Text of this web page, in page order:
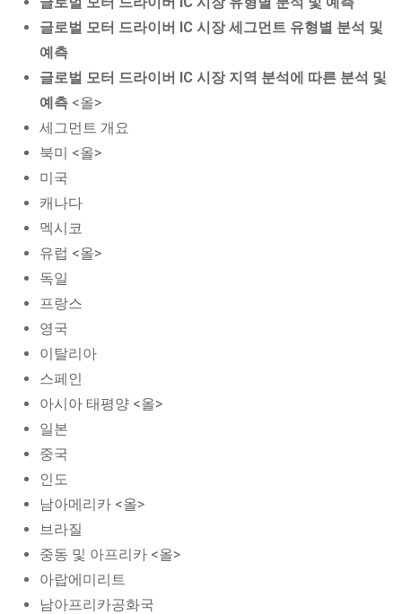
글로벌 모터 드라이버 IC 시장 세그먼트 유형별 분석 및
예측
글로벌 모터 드라이버 IC 시장 지역 분석에 따른 분석 및
예측 <올>
세그먼트 개요
북미 <올>
미국
캐나다
멕시코
유럽 <올>
독일
프랑스
영국
이탈리아
스페인
아시아 태평양 <올>
일본
중국
인도
남아메리카 <올>
브라질
중동 및 아프리카 <올>
아랍에미리트
남아프리카공화국